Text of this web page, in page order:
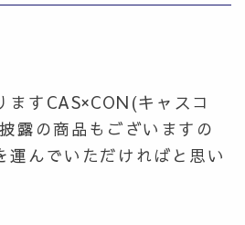
ますCAS×CON(キャスコ
露の商品もございますの
運んでいただければと思い